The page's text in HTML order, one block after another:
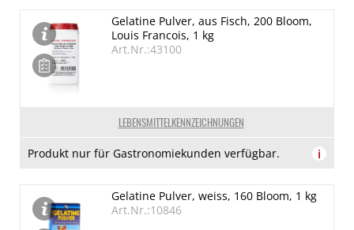
LEBENSMITTELKENNZEICHNUNGEN
Gelatine Pulver, aus Fisch, 200 Bloom,
Louis Francois, 1 kg
Art.Nr.:43100
Produkt nur für Gastronomiekunden verfügbar. i
Gelatine Pulver, weiss, 160 Bloom, 1 kg
Art.Nr.:10846